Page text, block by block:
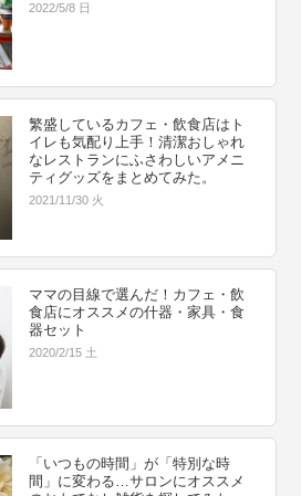
2022/5/8 日
繁盛しているカフェ・飲食店はト
イレも気配り上手！清潔おしゃれ
なレストランにふさわしいアメニ
ティグッズをまとめてみた。
2021/11/30 火
ママの目線で選んだ！カフェ・飲
食店にオススメの什器・家具・食
器セット
2020/2/15 土
「いつもの時間」が「特別な時
間」に変わる…サロンにオススメ